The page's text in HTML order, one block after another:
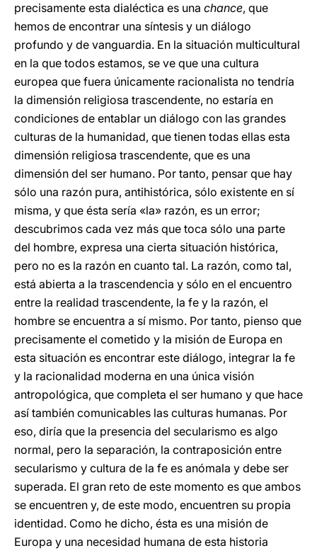
precisamente esta dialéctica es una chance, que
hemos de encontrar una síntesis y un diálogo
profundo y de vanguardia. En la situación multicultural
en la que todos estamos, se ve que una cultura
europea que fuera únicamente racionalista no tendría
la dimensión religiosa trascendente, no estaría en
condiciones de entablar un diálogo con las grandes
culturas de la humanidad, que tienen todas ellas esta
dimensión religiosa trascendente, que es una
dimensión del ser humano. Por tanto, pensar que hay
sólo una razón pura, antihistórica, sólo existente en sí
misma, y que ésta sería «la» razón, es un error;
descubrimos cada vez más que toca sólo una parte
del hombre, expresa una cierta situación histórica,
pero no es la razón en cuanto tal. La razón, como tal,
está abierta a la trascendencia y sólo en el encuentro
entre la realidad trascendente, la fe y la razón, el
hombre se encuentra a sí mismo. Por tanto, pienso que
precisamente el cometido y la misión de Europa en
esta situación es encontrar este diálogo, integrar la fe
y la racionalidad moderna en una única visión
antropológica, que completa el ser humano y que hace
así también comunicables las culturas humanas. Por
eso, diría que la presencia del secularismo es algo
normal, pero la separación, la contraposición entre
secularismo y cultura de la fe es anómala y debe ser
superada. El gran reto de este momento es que ambos
se encuentren y, de este modo, encuentren su propia
identidad. Como he dicho, ésta es una misión de
Europa y una necesidad humana de esta historia